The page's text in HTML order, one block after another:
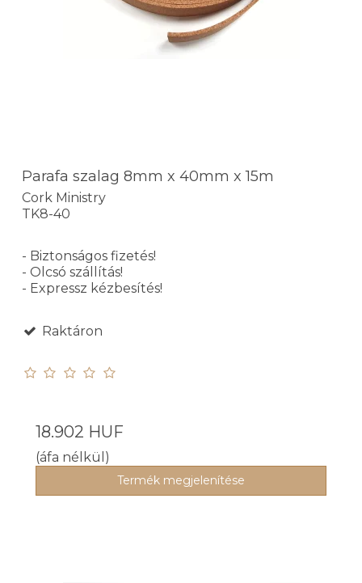
Parafa szalag 8mm x 40mm x 15m
Cork Ministry
TK8-40
- Biztonságos fizetés!
- Olcsó szállítás!
- Expressz kézbesítés!
Raktáron
18.902 HUF
(áfa nélkül)
Termék megjelenítése